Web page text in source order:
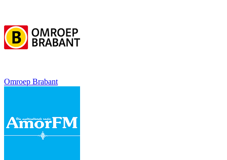
Omroep Brabant